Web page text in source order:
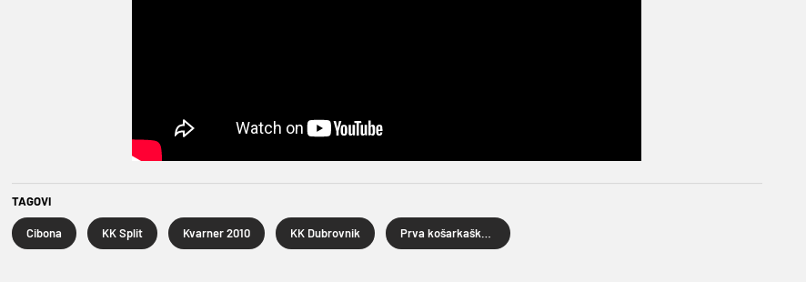
TAGOVI
Cibona KK Split Kvarner 2010 KK Dubrovnik Prva košarkaška liga Hrvatske